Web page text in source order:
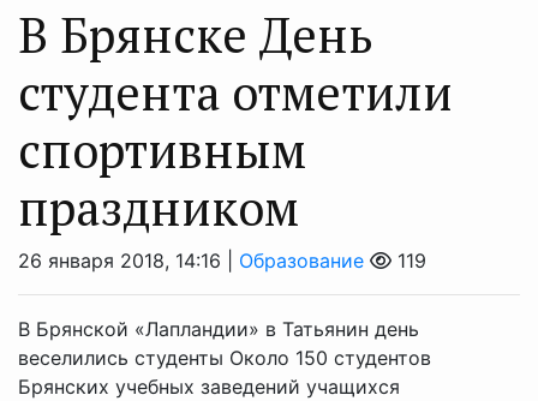
В Брянске День
студента отметили
спортивным
праздником
26 января 2018, 14:16 | Образование 119
В Брянской «Лапландии» в Татьянин день
веселились студенты Около 150 студентов
Брянских учебных заведений учащихся